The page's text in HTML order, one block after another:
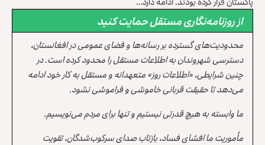
از روزنامه‌نگاری مستقل حمایت کنید
محدودیت‌های گسترده بر رسانه‌ها و فضای عمومی در افغانستان،
دسترسی شهروندان به اطلاعات مستقل را محدود کرده است. در
چنین شرایطی، «اطلاعات روز» متعهدانه و مستقل به کار خود ادامه
می‌دهد تا حقیقت قربانی خاموشی و فراموشی نشود.
ما وابسته به هیچ قدرتی نیستیم و تنها برای مردم می‌نویسیم.
مأموریت ما افشای فساد، بازتاب صدای سرکوب‌شدگان، تقویت